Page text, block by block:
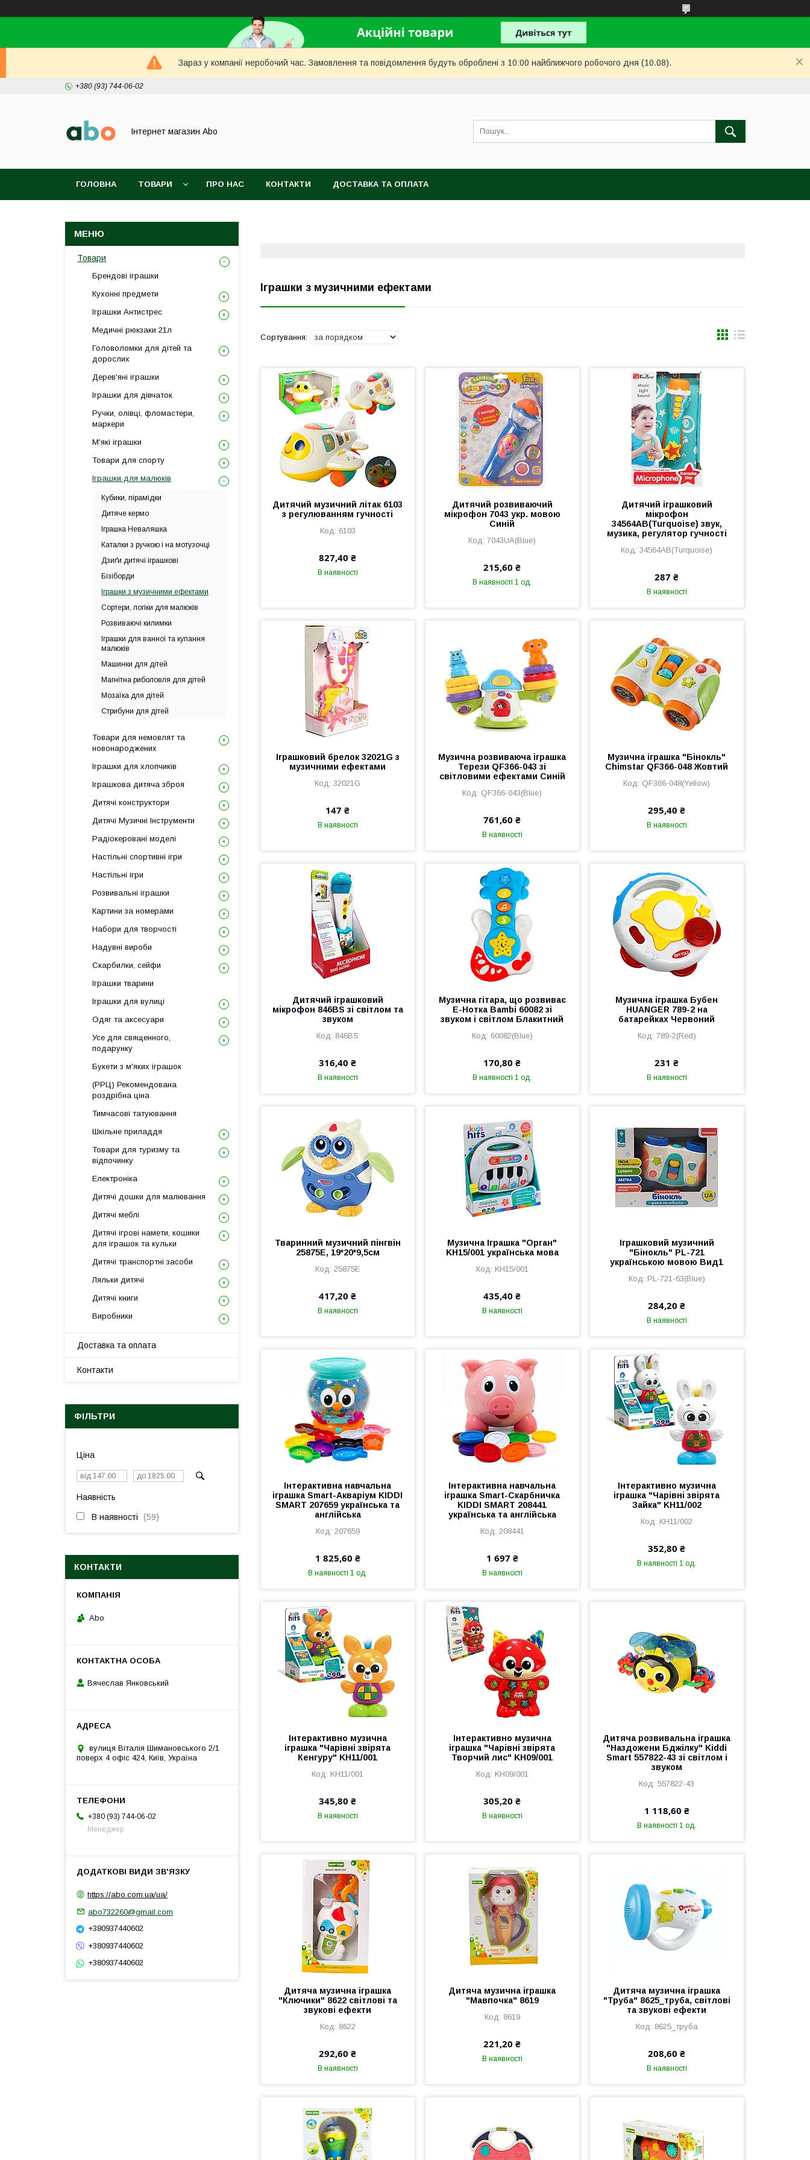
Зараз у компанії неробочий час. Замовлення та повідомлення будуть оброблені з 10:00 найближчого робочого дня (10.08).
+380 (93) 744-06-02
Інтернет магазин Abo
ГОЛОВНА ТОВАРИ ПРО НАС КОНТАКТИ ДОСТАВКА ТА ОПЛАТА
Іграшки з музичними ефектами
Дитячий музичний літак 6103
з регулюванням гучності
6103
827,40 ₴
В наявності
Дитячий розвиваючий
мікрофон 7043 укр. мовою
Синій
7043UA(Blue)
215,60 ₴
В наявності 1 од.
Дитячий іграшковий
мікрофон
34564AB(Turquoise) звук,
музика, регулятор гучності
34564AB(Turquoise)
287 ₴
В наявності
Іграшковий брелок 32021G з
музичними ефектами
32021G
147 ₴
В наявності
Музична розвиваюча іграшка
Терези QF366-043 зі
світловими ефектами Синій
QF366-043(Blue)
761,60 ₴
В наявності
Музична іграшка "Бінокль"
Chimstar QF366-048 Жовтий
QF366-048(Yellow)
295,40 ₴
В наявності
Дитячий іграшковий
мікрофон 846BS зі світлом та
звуком
846BS
316,40 ₴
В наявності
Музична гітара, що розвиває
Е-Нотка Bambi 60082 зі
звуком і світлом Блакитний
60082(Blue)
170,80 ₴
В наявності 1 од.
Музична іграшка Бубен
HUANGER 789-2 на
батарейках Червоний
789-2(Red)
231 ₴
В наявності
Тваринний музичний пінгвін
25875E, 19*20*9,5см
25875E
417,20 ₴
В наявності
Музична Іграшка "Орган"
KH15/001 українська мова
KH15/001
435,40 ₴
В наявності
Іграшковий музичний
"Бінокль" PL-721
українською мовою Вид1
PL-721-63(Blue)
284,20 ₴
В наявності
Інтерактивна навчальна
іграшка Smart-Акваріум KIDDI
SMART 207659 українська та
англійська
207659
1 825,60 ₴
В наявності 1 од.
Інтерактивна навчальна
іграшка Smart-Скарбничка
KIDDI SMART 208441
українська та англійська
208441
1 697 ₴
В наявності
Інтерактивно музична
іграшка "Чарівні звірята
Зайка" KH11/002
KH11/002
352,80 ₴
В наявності 1 од.
Інтерактивно музична
іграшка "Чарівні звірята
Кенгуру" KH11/001
KH11/001
345,80 ₴
В наявності
Інтерактивно музична
іграшка "Чарівні звірята
Творчий лис" KH09/001
KH09/001
305,20 ₴
В наявності
Дитяча розвивальна іграшка
"Наздожени Бджілку" Kiddi
Smart 557822-43 зі світлом і
звуком
557822-43
1 118,60 ₴
В наявності 1 од.
Дитяча музична іграшка
"Ключики" 8622 світлові та
звукові ефекти
8622
292,60 ₴
В наявності
Дитяча музична іграшка
"Мавпочка" 8619
8619
221,20 ₴
В наявності
Дитяча музична іграшка
"Труба" 8625_труба, світлові
та звукові ефекти
8625_труба
208,60 ₴
В наявності
Товари
Брендові іграшки
Кухонні предмети
Іграшки Антистрес
Медичні рюкзаки 21л
Головоломки для дітей та
дорослих
Дерев'яні іграшки
Іграшки для дівчаток
Ручки, олівці, фломастери,
маркери
М'які іграшки
Товари для спорту
Іграшки для малюків
Кубики, пірамідки
Дитяче кермо
Іграшка Неваляшка
Каталки з ручкою і на мотузочці
Дзиґи дитячі іграшкові
Бізіборди
Іграшки з музичними ефектами
Сортери, логіки для малюків
Розвиваючі килимки
Іграшки для ванної та купання
малюків
Машинки для дітей
Магнітна риболовля для дітей
Мозаїка для дітей
Стрибуни для дітей
Товари для немовлят та
новонароджених
Іграшки для хлопчиків
Іграшкова дитяча зброя
Дитячі конструктори
Дитячі Музичні Інструменти
Радіокеровані моделі
Настільні спортивні ігри
Настільні ігри
Розвивальні іграшки
Картини за номерами
Набори для творчості
Надувні вироби
Скарбилки, сейфи
Іграшки тварини
Іграшки для вулиці
Одяг та аксесуари
Усе для священного,
подарунку
Букети з м'яких іграшок
(РРЦ) Рекомендована
роздрібна ціна
Тимчасові татуювання
Шкільне приладдя
Товари для туризму та
відпочинку
Електроніка
Дитячі дошки для малювання
Дитячі меблі
Дитячі ігрові намети, кошики
для іграшок та кульки
Дитячі транспортні засоби
Ляльки дитячі
Дитячі книги
Виробники
Доставка та оплата
Контакти
ФІЛЬТРИ
Ціна
Наявність
В наявності 59
КОНТАКТИ
Abo
Вячеслав Янковський
вулиця Віталія Шимановського 2/1
поверх 4 офіс 424, Київ, Україна
+380 (93) 744-06-02
Менеджер
https://abo.com.ua/ua/
abo732260@gmail.com
+380937440602
+380937440602
+380937440602